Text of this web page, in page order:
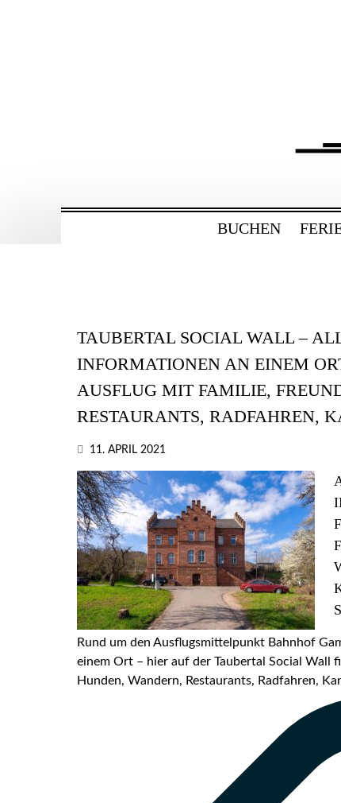
BUCHEN
TAUBERTAL SOCIAL WALL –
INFORMATIONEN AN EINEM
AUSFLUG MIT FAMILIE,
RESTAURANTS, RADFAHREN,
11. APRIL 2021
Rund um den Ausflugsmittelpunkt Bahnhof
einem Ort – hier auf der Taubertal Social Wall
Hunden, Wandern, Restaurants, Radfahren,